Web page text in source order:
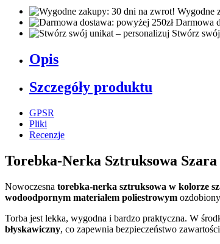
Wygodne
Darmowa
Stwórz
Opis
Szczegóły produktu
GPSR
Pliki
Recenzje
Torebka-Nerka Sztruksowa
Nowoczesna torebka-nerka sztruksowa w kolorze
wodoodpornym materiałem poliestrowym
Torba jest lekka, wygodna i bardzo praktyczna. W
błyskawiczny, co zapewnia bezpieczeństwo